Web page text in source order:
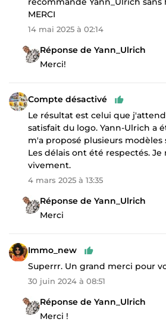
MERCI
14 mai 2025 à 02:14
Réponse de Yann_Ulrich
Merci!
Compte désactivé
Le résultat est celui que
satisfait du logo. Yann-Ulrich a
m'a proposé plusieurs
Les délais ont été respectés.
vivement.
4 mars 2025 à 13:35
Réponse de Yann_Ulrich
Merci
Immo_new
Superrr. Un grand merci pour
30 juin 2024 à 08:51
Réponse de Yann_Ulrich
Merci !